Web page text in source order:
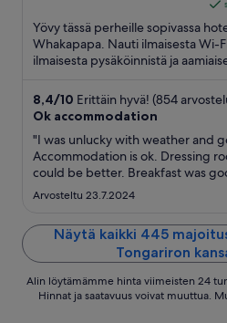
5
Yövy tässä perheille sopivassa
Whakapapa. Nauti ilmaisesta Wi-
ilmaisesta pysäköinnistä ja
8,4/10 Erittäin hyvä! (854
Ok accommodation
"I was unlucky with weather and
Accommodation is ok. Dressing
could be better. Breakfast was
Arvosteltu 23.7.2024
Näytä kaikki 445
Tongariron
Alin löytämämme hinta viimeisten 24
Hinnat ja saatavuus voivat muuttua.